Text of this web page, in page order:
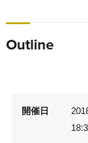
Outline
開催日